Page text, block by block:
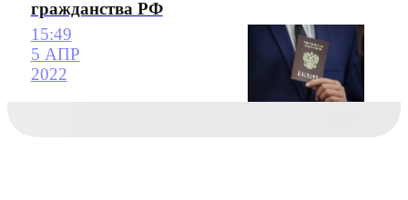
гражданства РФ
15:49
5 АПР
2022